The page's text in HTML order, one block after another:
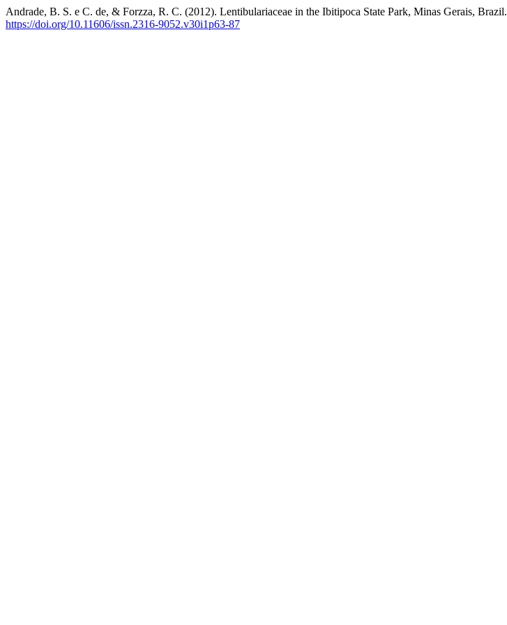
Andrade, B. S. e C. de, & Forzza, R. C. (2012). Lentibulariaceae in the Ibitipoca State Park, Minas Gerais, Brazil.
https://doi.org/10.11606/issn.2316-9052.v30i1p63-87